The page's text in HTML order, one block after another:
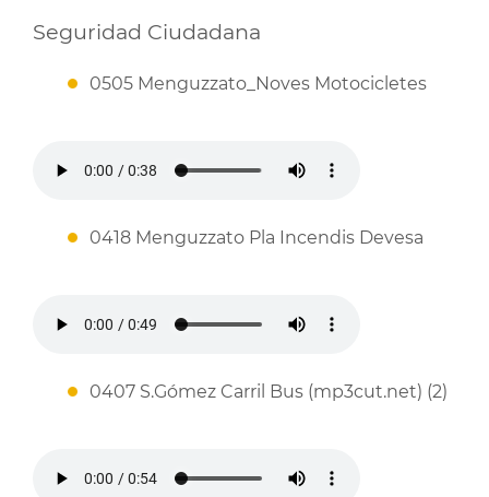
Seguridad Ciudadana
0505 Menguzzato_Noves Motocicletes
0418 Menguzzato Pla Incendis Devesa
0407 S.Gómez Carril Bus (mp3cut.net) (2)